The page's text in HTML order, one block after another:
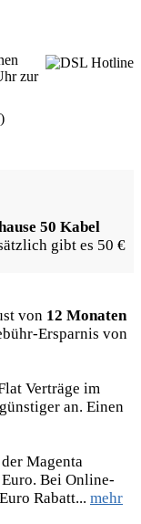
zur
50 Kabel
gibt es 50 €
von 12 Monaten
Ersparnis von
Verträge im
an. Einen
Magenta
Bei Online-
Rabatt... mehr